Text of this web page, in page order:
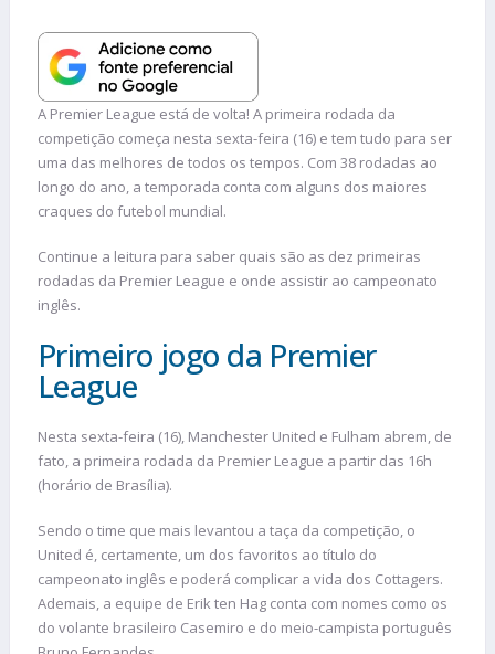
A Premier League está de volta! A primeira rodada da
competição começa nesta sexta-feira (16) e tem tudo para ser
uma das melhores de todos os tempos. Com 38 rodadas ao
longo do ano, a temporada conta com alguns dos maiores
craques do futebol mundial.
Continue a leitura para saber quais são as dez primeiras
rodadas da Premier League e onde assistir ao campeonato
inglês.
Primeiro jogo da Premier
League
Nesta sexta-feira (16), Manchester United e Fulham abrem, de
fato, a primeira rodada da Premier League a partir das 16h
(horário de Brasília).
Sendo o time que mais levantou a taça da competição, o
United é, certamente, um dos favoritos ao título do
campeonato inglês e poderá complicar a vida dos Cottagers.
Ademais, a equipe de Erik ten Hag conta com nomes como os
do volante brasileiro Casemiro e do meio-campista português